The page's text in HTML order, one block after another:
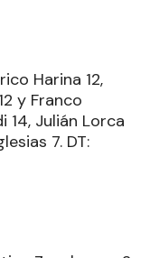
Harina 12,
y Franco
14, Julián Lorca
7. DT: